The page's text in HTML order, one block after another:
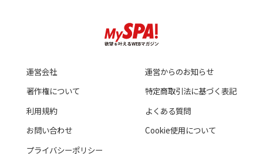
運営会社
運営からのお知らせ
著作権について
特定商取引法に基づく表記
利用規約
よくある質問
お問い合わせ
Cookie使用について
プライバシーポリシー